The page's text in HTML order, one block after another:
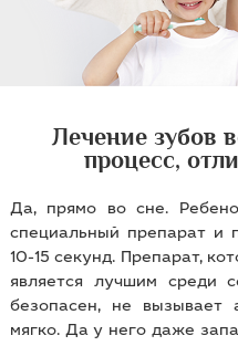
Лечение зубов
процесс,
Да, прямо во сне.
специальный препарат и
10-15 секунд. Препарат,
является лучшим среди
безопасен, не вызывает
мягко. Да у него даже